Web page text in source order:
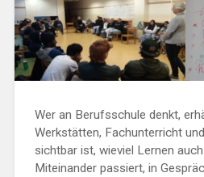
Wer an Berufsschule denkt,
Werkstätten, Fachunterricht
sichtbar ist, wieviel Lernen
Miteinander passiert, in